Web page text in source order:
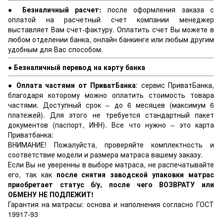
● Безналичный расчет: после оформления заказа с
оплатой на расчетный счет компании менеджер
выставляет Вам счет-фактуру. Оплатить счет Вы можете в
любом отделении банка, онлайн банкинге или любым другим
удобным для Вас способом.
● Безналичный перевод на карту банка
● Оплата частями от ПриватБанка: сервис ПриватБанка,
благодаря которому можно оплатить стоимость товара
частями. Доступный срок – до 6 месяцев (максимум 6
платежей). Для этого не требуется стандартный пакет
документов (паспорт, ИНН). Все что нужно – это карта
Приватбанка:
ВНИМАНИЕ! Пожалуйста, проверяйте комплектность и
соответствие модели и размера матраса вашему заказу.
Если Вы не уверенны в выборе матраса, не распечатывайте
его, так как после снятия заводской упаковки матрас
приобретает статус б/у, после чего ВОЗВРАТУ или
ОБМЕНУ НЕ ПОДЛЕЖИТ!
Гарантия на матрасы: основа и наполнения согласно ГОСТ
19917-93